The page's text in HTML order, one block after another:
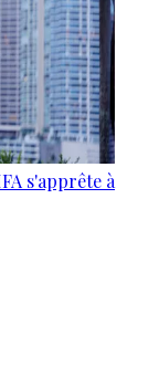
s'apprête à